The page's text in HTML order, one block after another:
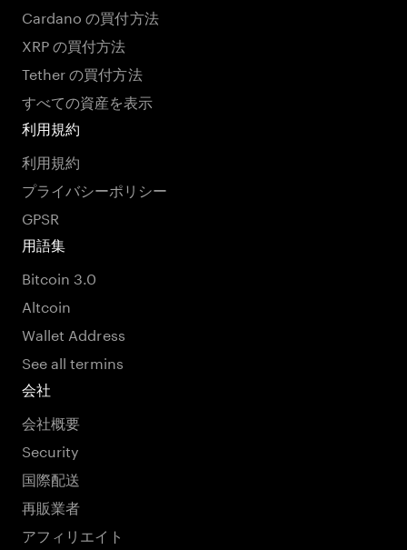
Cardano の買付方法
XRP の買付方法
Tether の買付方法
すべての資産を表示
利用規約
利用規約
プライバシーポリシー
GPSR
用語集
Bitcoin 3.0
Altcoin
Wallet Address
See all termins
会社
会社概要
Security
国際配送
再販業者
アフィリエイト